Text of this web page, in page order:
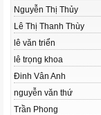
Nguyễn Thị Thủy
Lê Thị Thanh Thùy
lê văn triển
lê trọng khoa
Đinh Vân Anh
nguyễn văn thứ
Trần Phong